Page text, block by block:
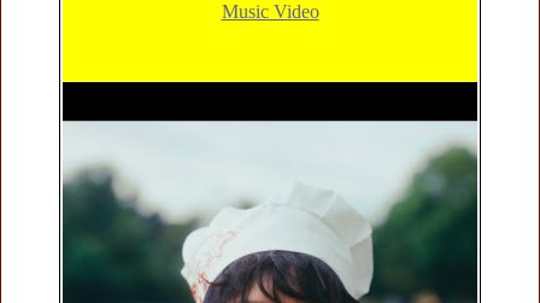
Music Video